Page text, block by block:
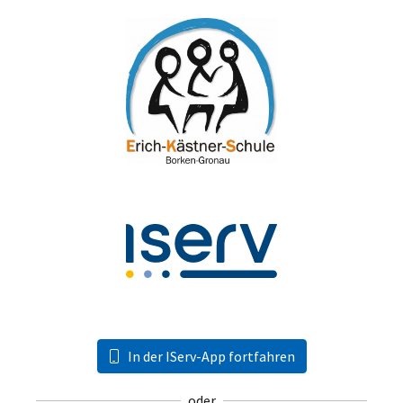
In der IServ-App fortfahren